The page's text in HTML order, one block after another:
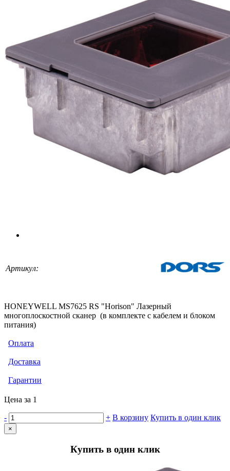
Артикул:
HONEYWELL MS7625 RS "Horison" Лазерный
многоплоскостной сканер (в комплекте с кабелем и блоком
питания)
Оплата
Доставка
Гарантии
Цена за 1
- + В корзину Купить в один клик
×
Купить в один клик